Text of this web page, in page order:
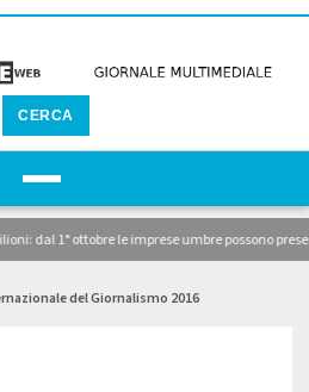
CERCA
ottobre le imprese umbre possono presentare
del Giornalismo 2016